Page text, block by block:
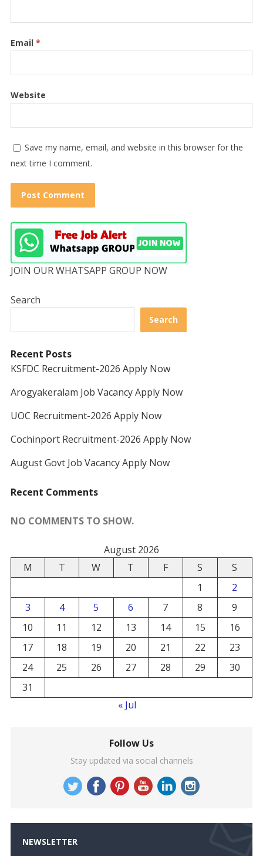
Email *
Website
Save my name, email, and website in this browser for the
next time I comment.
JOIN OUR WHATSAPP GROUP NOW
Search
Search
Recent Posts
KSFDC Recruitment-2026 Apply Now
Arogyakeralam Job Vacancy Apply Now
UOC Recruitment-2026 Apply Now
Cochinport Recruitment-2026 Apply Now
August Govt Job Vacancy Apply Now
Recent Comments
NO COMMENTS TO SHOW.
August 2026
M
T W T F S
S
1
2
3
4 5 6 7 8
9
10
11 12 13 14 15
16
17
18 19 20 21 22
23
24
25 26 27 28 29
30
31
« Jul
Follow Us
Stay updated via social channels
NEWSLETTER